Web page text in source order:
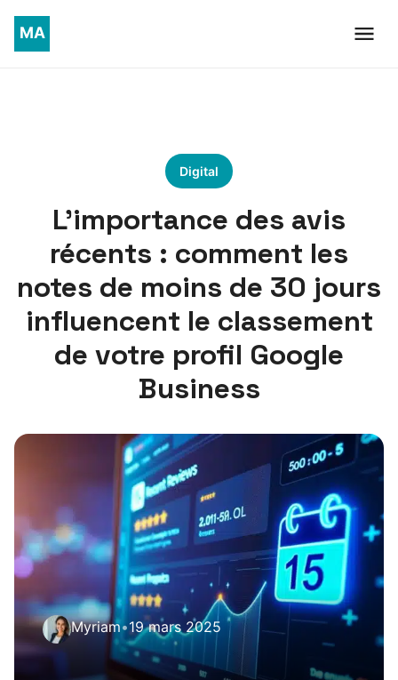
Digital
L’importance des avis
récents : comment les
notes de moins de 30 jours
influencent le classement
de votre profil Google
Business
Myriam•19 mars 2025